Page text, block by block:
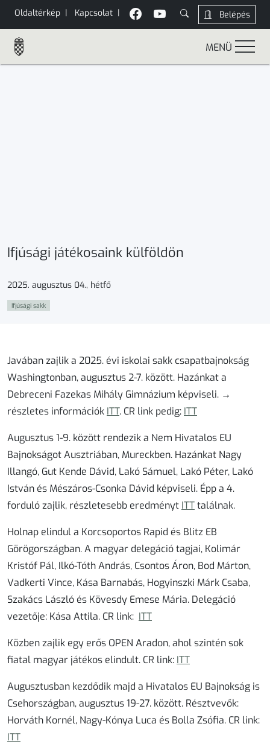
Oldaltérkép | Kapcsolat | Belépés
MENÜ
Ifjúsági játékosaink külföldön
2025. augusztus 04., hétfő
Ifjúsági sakk
Javában zajlik a 2025. évi iskolai sakk csapatbajnokság
Washingtonban, augusztus 2-7. között. Hazánkat a
Debreceni Fazekas Mihály Gimnázium képviseli. →
részletes információk ITT. CR link pedig: ITT
Augusztus 1-9. között rendezik a Nem Hivatalos EU
Bajnokságot Ausztriában, Mureckben. Hazánkat Nagy
Illangó, Gut Kende Dávid, Lakó Sámuel, Lakó Péter, Lakó
István és Mészáros-Csonka Dávid képviseli. Épp a 4.
forduló zajlik, részletesebb eredményt ITTtalálnak.
Holnap elindul a Korcsoportos Rapid és Blitz EB
Görögországban. A magyar delegáció tagjai, Kolimár
Kristóf Pál, Ilkó-Tóth András, Csontos Áron, Bod Márton,
Vadkerti Vince, Kása Barnabás, Hogyinszki Márk Csaba,
Szakács László és Kövesdy Emese Mária. Delegáció
vezetője: Kása Attila. CR link: ITT
Közben zajlik egy erős OPEN Aradon, ahol szintén sok
fiatal magyar játékos elindult. CR link: ITT
Augusztusban kezdődik majd a Hivatalos EU Bajnokság is
Csehországban, augusztus 19-27. között. Résztvevők:
Horváth Kornél, Nagy-Kónya Luca és Bolla Zsófia. CR link:
ITT